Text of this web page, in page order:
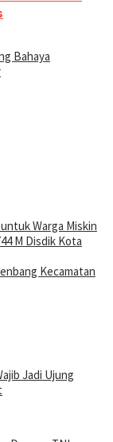
Bahaya
Warga Miskin
M Disdik Kota
Kecamatan
Jadi Ujung